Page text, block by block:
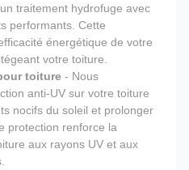
traitement hydrofuge avec
performants. Cette
énergétique de votre
votre toiture.
toiture - Nous
anti-UV sur votre toiture
nocifs du soleil et prolonger
protection renforce la
aux rayons UV et aux